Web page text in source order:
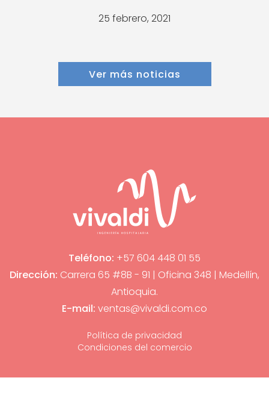
25 febrero, 2021
Ver más noticias
Teléfono: +57 604 448 01 55
Dirección: Carrera 65 #8B - 91 | Oficina 348 | Medellín,
Antioquia.
E-mail: ventas@vivaldi.com.co
Política de privacidad
Condiciones del comercio